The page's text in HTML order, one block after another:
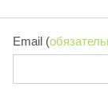
Email (